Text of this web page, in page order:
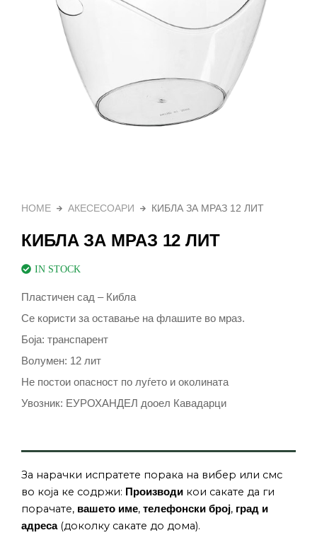
HOME АКЕСЕСОАРИ КИБЛА ЗА МРАЗ 12 ЛИТ
КИБЛА ЗА МРАЗ 12 ЛИТ
IN STOCK
Пластичен сад – Кибла
Се користи за оставање на флашите во мраз.
Боја: транспарент
Волумен: 12 лит
Не постои опасност по луѓето и околината
Увозник: ЕУРОХАНДЕЛ дооел Кавадарци
За нарачки испратете порака на вибер или смс
во која ке содржи: Производи кои сакате да ги
порачате, вашето име, телефонски број, град и
адреса(доколку сакате до дома).